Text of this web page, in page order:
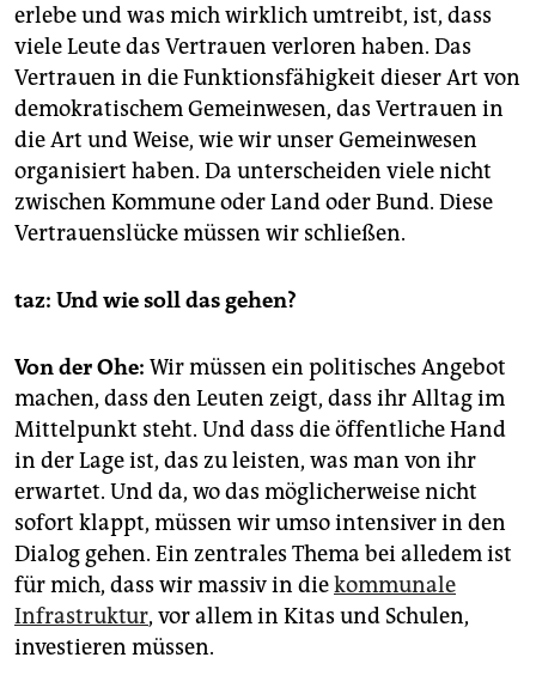
erlebe und was mich wirklich umtreibt, ist, dass
viele Leute das Vertrauen verloren haben. Das
Vertrauen in die Funktionsfähigkeit dieser Art von
demokratischem Gemeinwesen, das Vertrauen in
die Art und Weise, wie wir unser Gemeinwesen
organisiert haben. Da unterscheiden viele nicht
zwischen Kommune oder Land oder Bund. Diese
Vertrauenslücke müssen wir schließen.
taz: Und wie soll das gehen?
Von der Ohe: Wir müssen ein politisches Angebot
machen, dass den Leuten zeigt, dass ihr Alltag im
Mittelpunkt steht. Und dass die öffentliche Hand
in der Lage ist, das zu leisten, was man von ihr
erwartet. Und da, wo das möglicherweise nicht
sofort klappt, müssen wir umso intensiver in den
Dialog gehen. Ein zentrales Thema bei alledem ist
für mich, dass wir massiv in diekommunale
Infrastruktur, vor allem in Kitas und Schulen,
investieren müssen.